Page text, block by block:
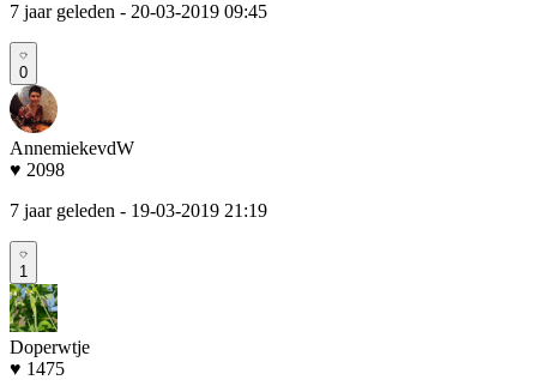
7 jaar geleden - 20-03-2019 09:45
0
AnnemiekevdW
♥ 2098
7 jaar geleden - 19-03-2019 21:19
1
Doperwtje
♥ 1475